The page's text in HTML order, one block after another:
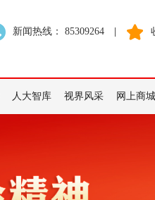
新闻热线： 85309264
人大智库 视界风采 网上商城